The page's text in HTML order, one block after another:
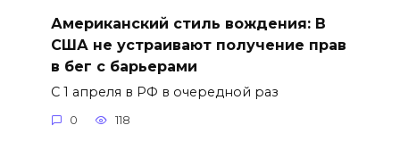
Американский стиль вождения: В
США не устраивают получение прав
в бег с барьерами
С 1 апреля в РФ в очередной раз
0 118